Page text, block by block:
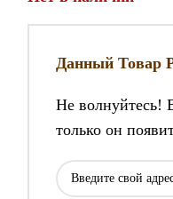
Данный Товар
Не волнуйтесь!
только он